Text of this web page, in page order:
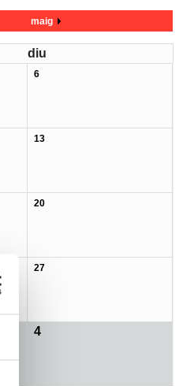
maig
diu
6
13
20
27
4